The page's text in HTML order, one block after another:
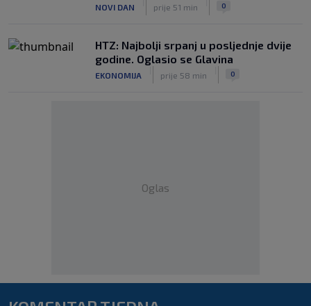
NOVI DAN prije 51 min 0
HTZ: Najbolji srpanj u posljednje dvije
godine. Oglasio se Glavina
EKONOMIJA prije 58 min 0
Oglas